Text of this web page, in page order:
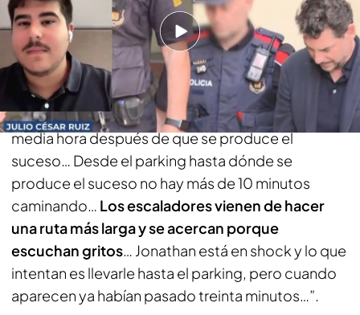
Hackean la cuenta de X a las hijas de José Luis
Rodríguez Zapatero
Ha asegurado que: “Ellos dicen que estaba en
shocky sí, estaban solos, los escaladores llegan
media hora después de que se produce el
suceso… Desde el parking hasta dónde se
produce el suceso no hay más de 10 minutos
caminando… Los escaladores vienen de hacer
una ruta más larga y se acercan porque
escuchan gritos… Jonathan está en shock y lo que
intentan es llevarle hasta el parking, pero cuando
aparecen ya habían pasado treinta minutos…”.